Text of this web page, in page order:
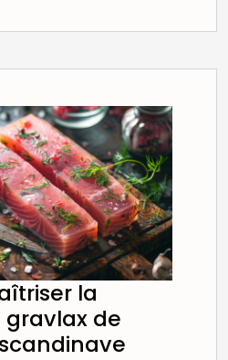
la
de